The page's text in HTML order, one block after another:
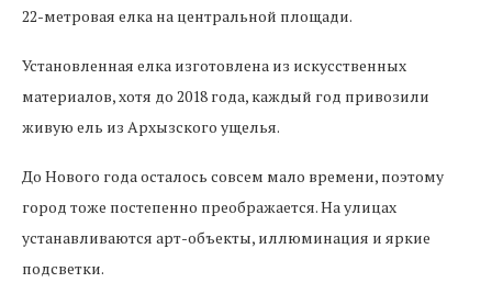
22-метровая елка на центральной площади.
Установленная елка изготовлена из искусственных
материалов, хотя до 2018 года, каждый год привозили
живую ель из Архызского ущелья.
До Нового года осталось совсем мало времени, поэтому
город тоже постепенно преображается. На улицах
устанавливаются арт-объекты, иллюминация и яркие
подсветки.